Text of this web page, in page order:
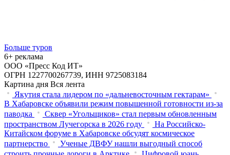
Больше туров
6+ реклама
ООО «Пресс Код ИТ»
ОГРН 1227700267739, ИНН 9725083184
Картина дня Вся лента
Якутия стала лидером по «дальневосточным гектарам»
В Хабаровске объявили режим повышенной готовности из‑за
паводка
Сквер «Угольщиков» стал первым обновленным
пространством Лучегорска в 2026 году
На Российско-
Китайском форуме в Хабаровске обсудят космическое
партнерство
Ученые ДВФУ нашли выгодный способ